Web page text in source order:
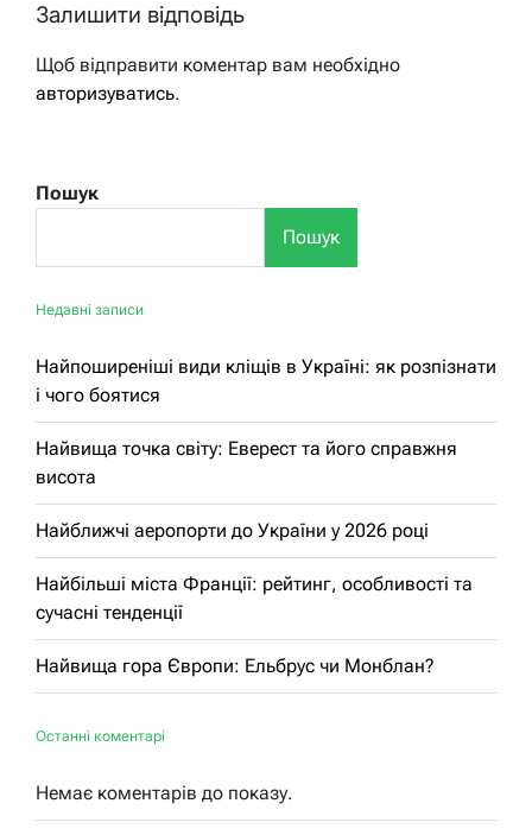
Залишити відповідь
Щоб відправити коментар вам необхідно
авторизуватись.
Пошук
Пошук
Недавні записи
Найпоширеніші види кліщів в Україні: як розпізнати
і чого боятися
Найвища точка світу: Еверест та його справжня
висота
Найближчі аеропорти до України у 2026 році
Найбільші міста Франції: рейтинг, особливості та
сучасні тенденції
Найвища гора Європи: Ельбрус чи Монблан?
Останні коментарі
Немає коментарів до показу.